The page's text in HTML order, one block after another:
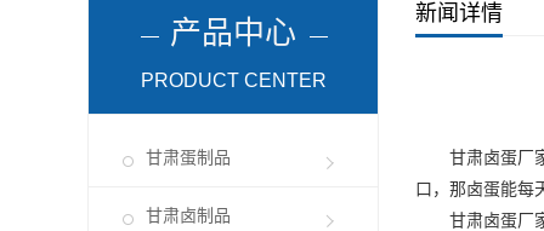
产品中心
PRODUCT CENTER
甘肃蛋制品
甘肃卤制品
新闻详情
甘肃卤蛋厂
口，那卤蛋能每
甘肃卤蛋厂